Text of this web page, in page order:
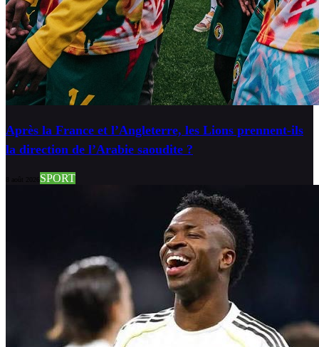
Après la France et l’Angleterre, les Lions prennent-ils
la direction de l’Arabie saoudite ?
SPORT